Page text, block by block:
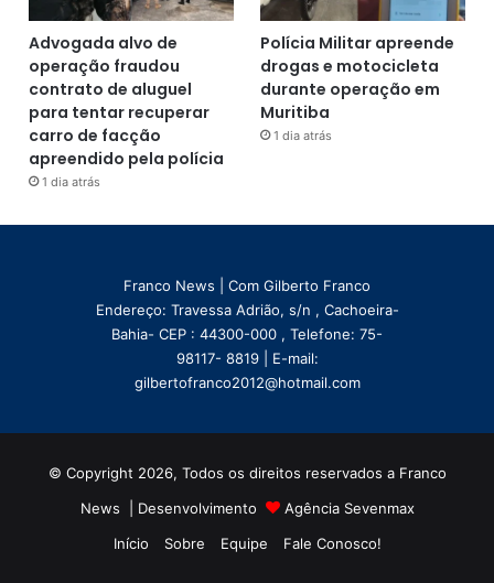
Advogada alvo de
operação fraudou
contrato de aluguel
para tentar recuperar
carro de facção
apreendido pela polícia
1 dia atrás
Polícia Militar apreende
drogas e motocicleta
durante operação em
Muritiba
1 dia atrás
Franco News | Com Gilberto Franco
Endereço: Travessa Adrião, s/n , Cachoeira-
Bahia- CEP : 44300-000 , Telefone: 75-
98117- 8819 | E-mail:
gilbertofranco2012@hotmail.com
© Copyright 2026, Todos os direitos reservados a Franco
News | Desenvolvimento
Agência Sevenmax
Início
Sobre Equipe Fale Conosco!